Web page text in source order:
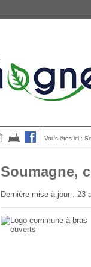
Vous êtes ici :
Soumagne,
Dernière mise à jour : 23